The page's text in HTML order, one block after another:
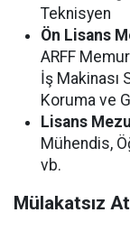
Teknisyen
Ön Lisans
ARFF
İş Makinası
Koruma ve
Lisans
Mühendis,
vb.
Mülakatsız